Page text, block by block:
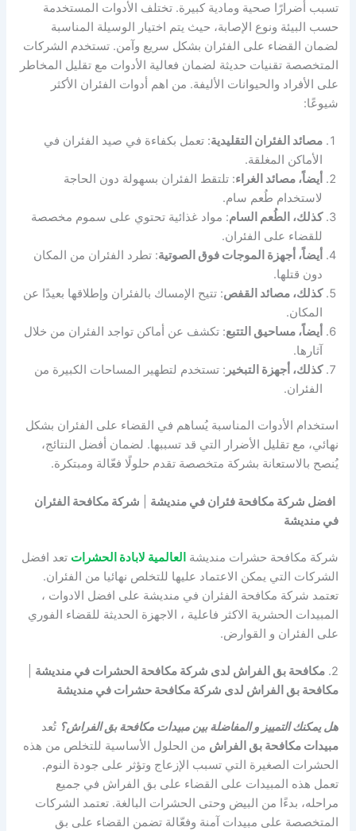
تسبب أضرارًا صحية ومادية كبيرة. تختلف الأدوات المستخدمة
حسب البيئة ونوع الإصابة، حيث يتم اختيار الوسيلة المناسبة
لضمان القضاء على الفئران بشكل سريع وآمن. تستخدم الشركات
المتخصصة تقنيات حديثة لضمان فعالية الأدوات مع تقليل المخاطر
على الأفراد والحيوانات الأليفة. من اهم أدوات الفئران الأكثر
شيوعًا:
مصائد الفئران التقليدية: تعمل بكفاءة في صيد الفئران في
الأماكن المغلقة.
أيضاً، مصائد الغراء: تلتقط الفئران بسهولة دون الحاجة
لاستخدام طُعم سام.
كذلك، الطُعم السام: مواد غذائية تحتوي على سموم مخصصة
للقضاء على الفئران.
أيضاً، أجهزة الموجات فوق الصوتية: تطرد الفئران من المكان
دون قتلها.
كذلك، مصائد القفص: تتيح الإمساك بالفئران وإطلاقها بعيدًا عن
المكان.
أيضاً، مساحيق التتبع: تكشف عن أماكن تواجد الفئران من خلال
آثارها.
كذلك، أجهزة التبخير : تستخدم لتطهير المساحات الكبيرة من
الفئران.
استخدام الأدوات المناسبة يُساهم في القضاء على الفئران بشكل
نهائي، مع تقليل الأضرار التي قد تسببها. لضمان أفضل النتائج،
يُنصح بالاستعانة بشركة متخصصة تقدم حلولًا فعّالة ومبتكرة.
افضل شركة مكافحة فئران في منديشة
شركة مكافحة الفئران
في منديشة
شركة مكافحة حشرات منديشة العالمية لابادة الحشرات تعد افضل
الشركات التي يمكن الاعتماد عليها للتخلص نهائيا من الفئران.
تعتمد شركة مكافحة الفئران في منديشة على افضل الادوات ،
المبيدات الحشرية الاكثر فاعلية ، الاجهزة الحديثة للقضاء الفوري
على الفئران و القوارض.
2. مكافحة بق الفراش لدى شركة مكافحة الحشرات في منديشة
مكافحة بق الفراش لدى شركة مكافحة حشرات في منديشة
هل يمكنك التمييز و المفاضلة بين مبيدات مكافحة بق الفراش؟ تُعد
مبيدات مكافحة بق الفراش من الحلول الأساسية للتخلص من هذه
الحشرات الصغيرة التي تسبب الإزعاج وتؤثر على جودة النوم.
تعمل هذه المبيدات على القضاء على بق الفراش في جميع
مراحله، بدءًا من البيض وحتى الحشرات البالغة. تعتمد الشركات
المتخصصة على مبيدات آمنة وفعّالة تضمن القضاء على بق